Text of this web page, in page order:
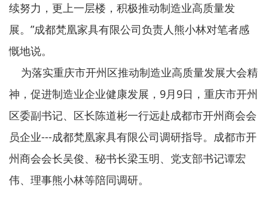
续努力，更上一层楼，积极推动制造业高质量发
展。”成都梵凰家具有限公司负责人熊小林对笔者感
慨地说。
为落实重庆市开州区推动制造业高质量发展大会精
神，促进制造业企业健康发展，9月9日，重庆市开州
区委副书记、区长陈道彬一行远赴成都市开州商会会
员企业---成都梵凰家具有限公司调研指导。成都市开
州商会会长吴俊、秘书长梁玉明、党支部书记谭宏
伟、理事熊小林等陪同调研。